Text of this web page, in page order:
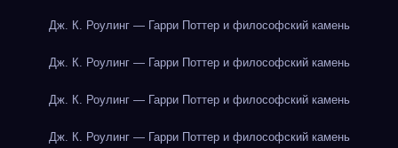
Дж. К. Роулинг — Гарри Поттер и философский камень
Дж. К. Роулинг — Гарри Поттер и философский камень
Дж. К. Роулинг — Гарри Поттер и философский камень
Дж. К. Роулинг — Гарри Поттер и философский камень